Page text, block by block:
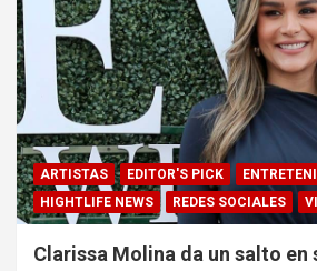
ARTISTAS EDITOR'S PICK
HIGHTLIFE NEWS
REDES SOCIALES
Clarissa Molina da un salto en